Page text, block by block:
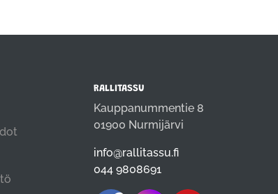
RALLITASSU
Kauppanummentie 8
01900 Nurmijärvi
info@rallitassu.fi
044 9808691